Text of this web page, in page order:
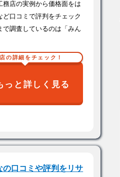
店の実例から価格面をは
ど口コミで評判をチェック
で調査しているのは「みん
の詳細をチェック！
っと詳しく見る
口コミや評判をリサ